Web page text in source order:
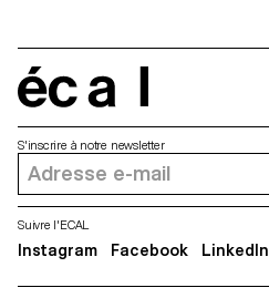
S'inscrire à notre newsletter
Suivre l'ECAL
Instagram Facebook LinkedIn